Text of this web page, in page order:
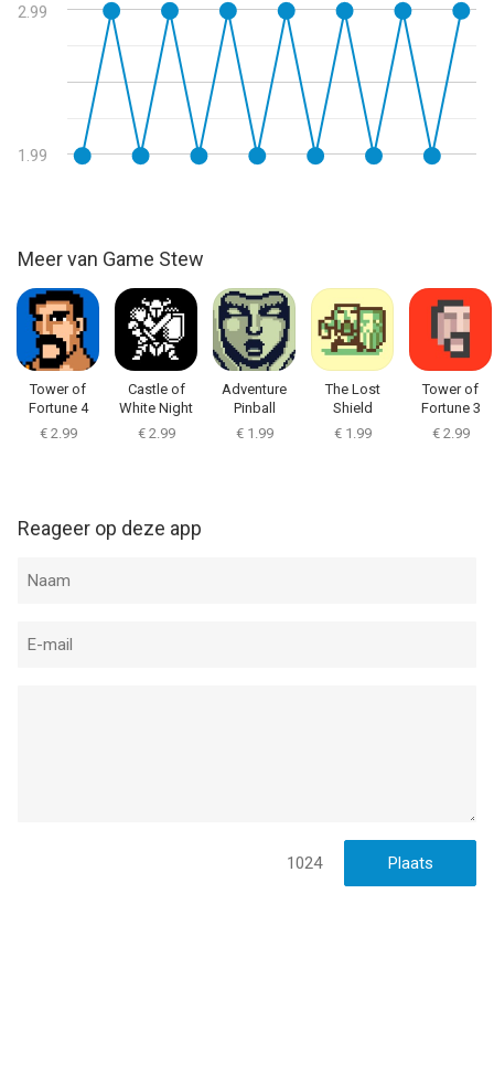
2.99
1.99
Meer van Game Stew
Tower of
Fortune 4
€ 2.99
Castle of
White Night
€ 2.99
Adventure
Pinball
€ 1.99
The Lost
Shield
€ 1.99
Tower of
Fortune 3
€ 2.99
Reageer op deze app
1024